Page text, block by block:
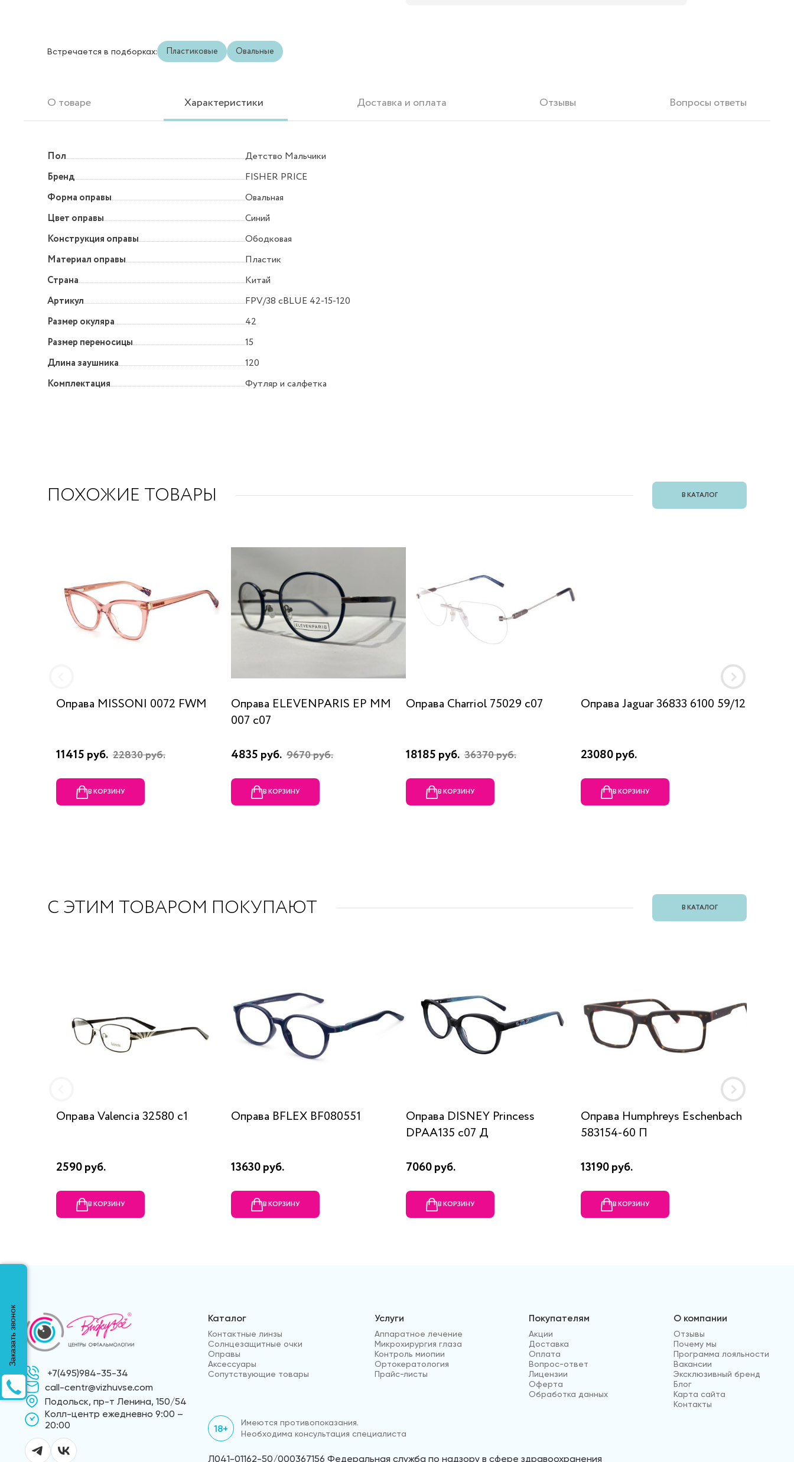
Встречается в подборках: Пластиковые Овальные
О товаре Характеристики Доставка и оплата Отзывы Вопросы ответы
Пол
Детство Мальчики
Бренд
FISHER PRICE
Форма оправы
Овальная
Цвет оправы
Синий
Конструкция оправы
Ободковая
Материал оправы
Пластик
Страна
Китай
Артикул
FPV/38 cBLUE 42-15-120
Размер окуляра
42
Размер переносицы
15
Длина заушника
120
Комплектация
Футляр и салфетка
ПОХОЖИЕ ТОВАРЫ В КАТАЛОГ
Оправа MISSONI 0072 FWM
11415 руб. 22830 руб.
В КОРЗИНУ
Оправа ELEVENPARIS EP MM
007 c07
4835 руб. 9670 руб.
В КОРЗИНУ
Оправа Charriol 75029 c07
18185 руб. 36370 руб.
В КОРЗИНУ
Оправа Jaguar 36833 6100 59/12
23080 руб.
В КОРЗИНУ
С ЭТИМ ТОВАРОМ ПОКУПАЮТ В КАТАЛОГ
Оправа Valencia 32580 c1
2590 руб.
В КОРЗИНУ
Оправа BFLEX BF080551
13630 руб.
В КОРЗИНУ
Оправа DISNEY Princess
DPAA135 c07 Д
7060 руб.
В КОРЗИНУ
Оправа Humphreys Eschenbach
583154-60 П
13190 руб.
В КОРЗИНУ
+7(495)984-35-34
call-centr@vizhuvse.com
Подольск, пр-т Ленина, 150/54
Kолл-центр ежедневно 9:00 –
20:00
Каталог
Контактные линзы
Солнцезащитные очки
Оправы
Аксессуары
Сопутствующие товары
Услуги
Аппаратное лечение
Микрохирургия глаза
Контроль миопии
Ортокератология
Прайс-листы
Покупателям
Акции
Доставка
Оплата
Вопрос-ответ
Лицензии
Оферта
Обработка данных
О компании
Отзывы
Почему мы
Программа лояльности
Вакансии
Эксклюзивный бренд
Блог
Карта сайта
Контакты
18+
Имеются противопоказания.
Необходима консультация специалиста
Л041-01162-50/000367156 Федеральная служба по надзору в сфере здравоохранения
Заказать звонок